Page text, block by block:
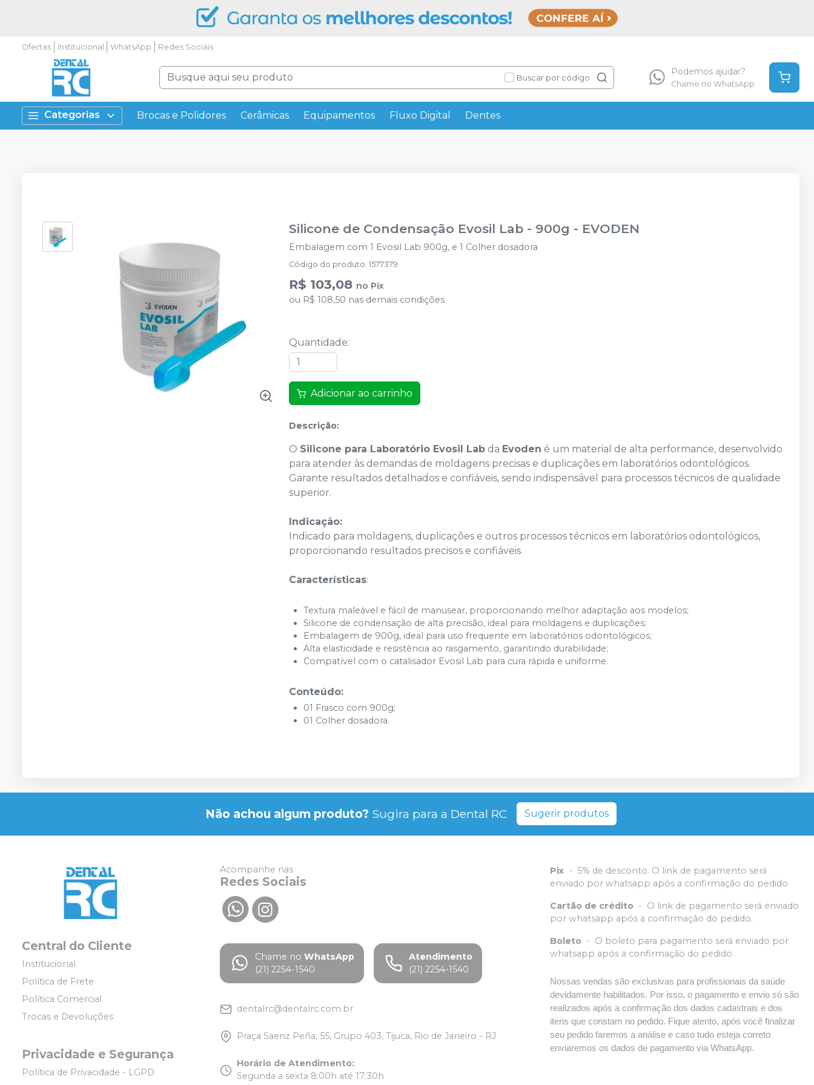
Ofertas Institucional WhatsApp Redes Sociais
Buscar por código
Podemos ajudar?
Chame no WhatsApp
Categorias Brocas e Polidores Cerâmicas Equipamentos Fluxo Digital Dentes
Silicone de Condensação Evosil Lab - 900g - EVODEN
Embalagem com 1 Evosil Lab 900g, e 1 Colher dosadora
Código do produto:1577379
R$ 103,08 no Pix
ou R$ 108,50 nas demais condições
Quantidade:
Adicionar ao carrinho
Descrição:
O Silicone para Laboratório Evosil Lab da Evoden é um material de alta performance, desenvolvido
para atender às demandas de moldagens precisas e duplicações em laboratórios odontológicos.
Garante resultados detalhados e confiáveis, sendo indispensável para processos técnicos de qualidade
superior.
Indicação:
Indicado para moldagens, duplicações e outros processos técnicos em laboratórios odontológicos,
proporcionando resultados precisos e confiáveis.
Características:
Textura maleável e fácil de manusear, proporcionando melhor adaptação aos modelos;
Silicone de condensação de alta precisão, ideal para moldagens e duplicações;
Embalagem de 900g, ideal para uso frequente em laboratórios odontológicos;
Alta elasticidade e resistência ao rasgamento, garantindo durabilidade;
Compatível com o catalisador Evosil Lab para cura rápida e uniforme.
Conteúdo:
01 Frasco com 900g;
01 Colher dosadora.
Não achou algum produto? Sugira para a Dental RC Sugerir produtos
Central do Cliente
Institucional
Política de Frete
Política Comercial
Trocas e Devoluções
Privacidade e Segurança
Política de Privacidade - LGPD
Acompanhe nas
Redes Sociais
Chame no WhatsApp
(21) 2254-1540
Atendimento
(21) 2254-1540
dentalrc@dentalrc.com.br
Praça Saenz Peña, 55, Grupo 403, Tijuca, Rio de Janeiro - RJ
Horário de Atendimento:
Segunda a sexta 8:00h até 17:30h
Pix - 5% de desconto. O link de pagamento será
enviado por whatsapp após a confirmação do pedido.
Cartão de crédito - O link de pagamento será enviado
por whatsapp após a confirmação do pedido.
Boleto - O boleto para pagamento será enviado por
whatsapp após a confirmação do pedido.
Nossas vendas são exclusivas para profissionais da saúde
devidamente habilitados. Por isso, o pagamento e envio só são
realizados após a confirmação dos dados cadastrais e dos
itens que constam no pedido. Fique atento, após você finalizar
seu pedido faremos a análise e caso tudo esteja correto
enviaremos os dados de pagamento via WhatsApp.